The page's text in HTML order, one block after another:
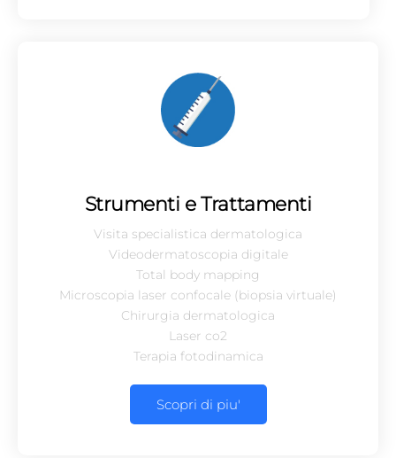
Strumenti e Trattamenti
Visita specialistica dermatologica
Videodermatoscopia digitale
Total body mapping
Microscopia laser confocale (biopsia virtuale)
Chirurgia dermatologica
Laser co2
Terapia fotodinamica
Scopri di piu'